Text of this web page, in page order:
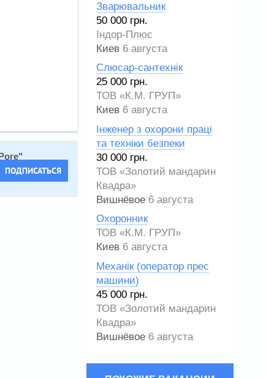
"
ПОДПИСАТЬСЯ
Зварювальник
50 000 грн.
Індор-Плюс
Киев 6 августа
Слюсар-сантехнік
25 000 грн.
ТОВ «К.М. ГРУП»
Киев 6 августа
Інженер з охорони праці
та техніки безпеки
30 000 грн.
ТОВ «Золотий мандарин
Квадра»
Вишнёвое 6 августа
Охоронник
ТОВ «К.М. ГРУП»
Киев 6 августа
Механік (оператор прес
машини)
45 000 грн.
ТОВ «Золотий мандарин
Квадра»
Вишнёвое 6 августа